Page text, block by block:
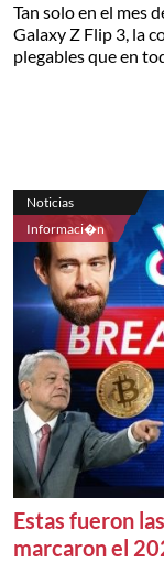
Tan solo en el mes
Galaxy Z Flip 3, la
plegables que en
Noticias
Informaci�n
Estas fueron
marcaron el